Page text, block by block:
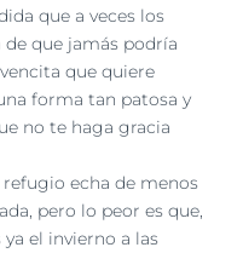
que a veces los
de que jamás podría
que quiere
forma tan patosa y
no te haga gracia
echa de menos
pero lo peor es que,
el invierno a las